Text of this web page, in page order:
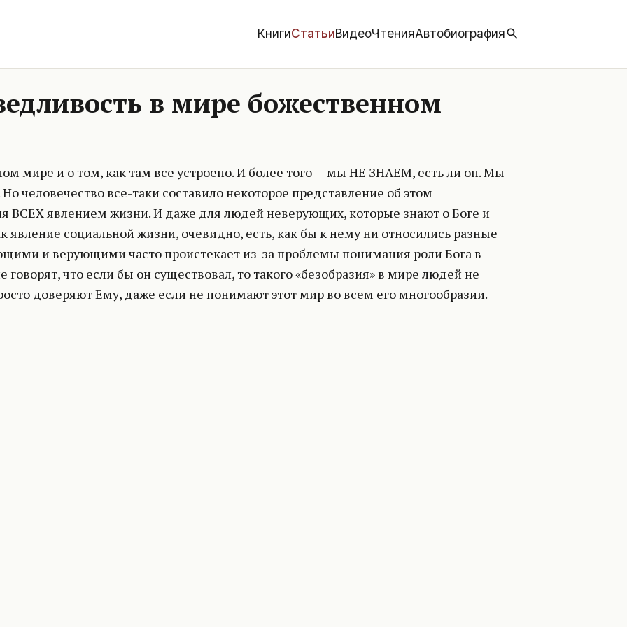
КнигиСтатьиВидеоЧтенияАвтобиография
в мире божественном
мире и о том, как там все устроено. И более того — мы НЕ ЗНАЕМ, есть ли он. Мы
человечество все-таки составило некоторое представление об этом
ВСЕХ явлением жизни. И даже для людей неверующих, которые знают о Боге и
явление социальной жизни, очевидно, есть, как бы к нему ни относились разные
и верующими часто проистекает из-за проблемы понимания роли Бога в
что если бы он существовал, то такого «безобразия» в мире людей не
доверяют Ему, даже если не понимают этот мир во всем его многообразии.